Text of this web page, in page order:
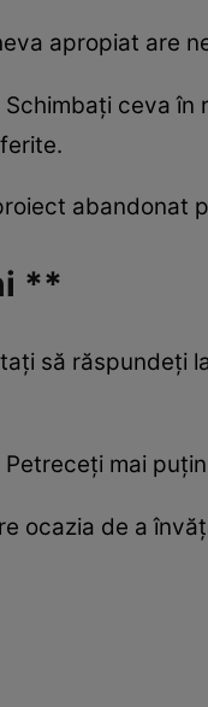
apropiat are
ceva în
abandonat
**
să răspundeți
mai
ocazia de a